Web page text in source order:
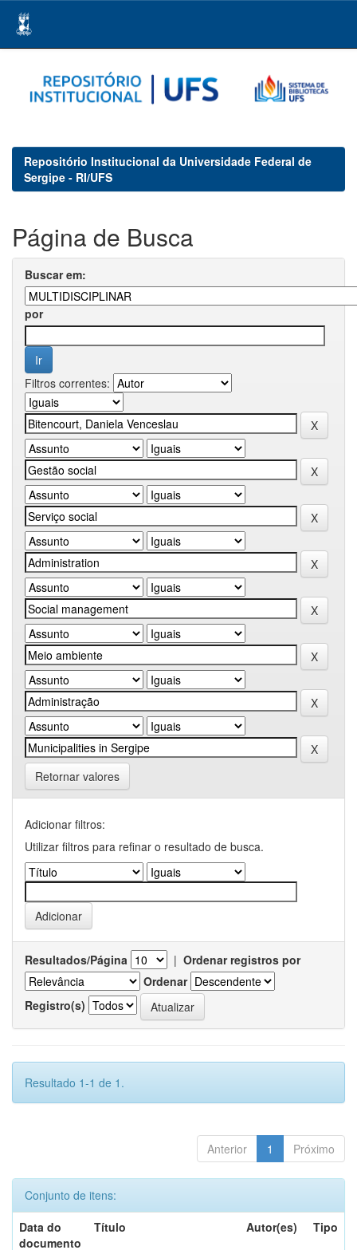
navigation
Repositório Institucional da Universidade Federal de
Sergipe - RI/UFS
Página de Busca
Buscar em:
por
Filtros correntes:
Retornar valores
Adicionar filtros:
Utilizar filtros para refinar o resultado de busca.
Resultados/Página | Ordenar registros por
Ordenar
Registro(s)
Resultado 1-1 de 1.
Anterior 1 Próximo
Conjunto de itens:
Data do
documento
Título Autor(es) Tipo